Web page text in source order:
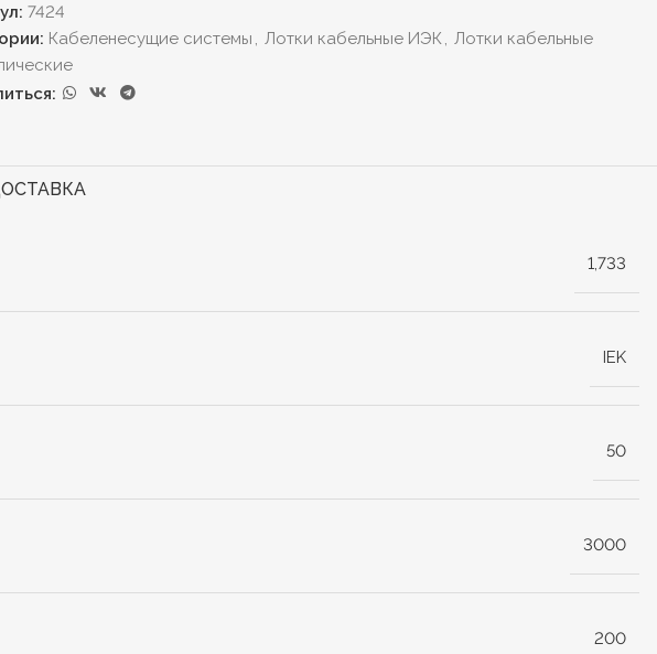
7424
Кабеленесущие системы , Лотки кабельные ИЭК, Лотки кабельные
1,733
IEK
50
3000
200